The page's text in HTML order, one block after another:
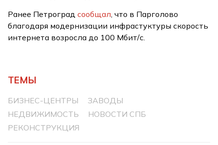
Ранее Петроградсообщал , что в Парголово
благодаря модернизации инфрастуктуры скорость
интернета возросла до 100 Мбит/с.
ТЕМЫ
БИЗНЕС-ЦЕНТРЫ
ЗАВОДЫ
НЕДВИЖИМОСТЬ
НОВОСТИ СПБ
РЕКОНСТРУКЦИЯ